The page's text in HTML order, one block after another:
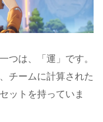
つは、「運」です。
チームに計算された
ットを持っていま